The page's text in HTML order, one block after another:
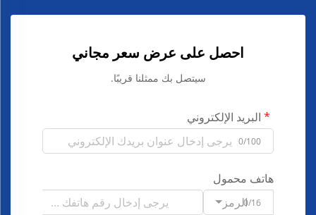
احصل على عرض سعر مجاني
سيتصل بك ممثلنا قريبًا.
البريد الإلكتروني
0/100
هاتف محمول
الرمز0/16